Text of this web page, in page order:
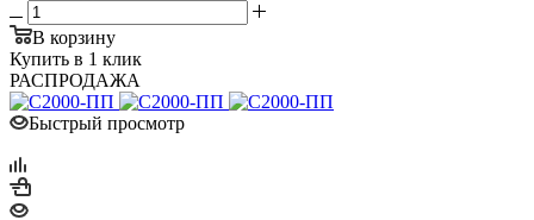
В корзину
Купить в 1 клик
РАСПРОДАЖА
Быстрый просмотр